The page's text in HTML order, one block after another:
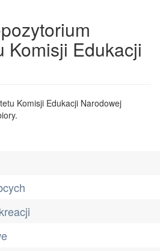
Komisji Edukacji
Komisji Edukacji Narodowej